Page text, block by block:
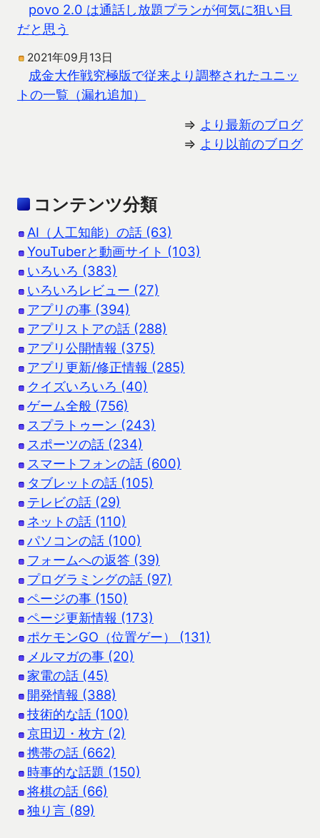
povo 2.0 は通話し放題プランが何気に狙い目
だと思う
2021年09月13日
成金大作戦究極版で従来より調整されたユニッ
トの一覧（漏れ追加）
⇒ より最新のブログ
⇒ より以前のブログ
コンテンツ分類
AI（人工知能）の話 (63)
YouTuberと動画サイト (103)
いろいろ (383)
いろいろレビュー (27)
アプリの事 (394)
アプリストアの話 (288)
アプリ公開情報 (375)
アプリ更新/修正情報 (285)
クイズいろいろ (40)
ゲーム全般 (756)
スプラトゥーン (243)
スポーツの話 (234)
スマートフォンの話 (600)
タブレットの話 (105)
テレビの話 (29)
ネットの話 (110)
パソコンの話 (100)
フォームへの返答 (39)
プログラミングの話 (97)
ページの事 (150)
ページ更新情報 (173)
ポケモンGO（位置ゲー） (131)
メルマガの事 (20)
家電の話 (45)
開発情報 (388)
技術的な話 (100)
京田辺・枚方 (2)
携帯の話 (662)
時事的な話題 (150)
将棋の話 (66)
独り言 (89)